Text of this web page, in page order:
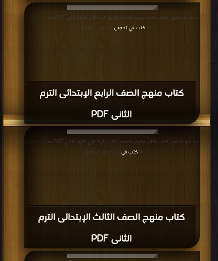
كتاب منهج الصف الرابع الإبتدائى الترم
الثانى PDF
قراءة و تحميل كتاب كتاب منهج الصف الرابع الإبتدائى الترم الثانى PDF مجانا | مكتبة
> كتب في تحميل | التحميل : مرة/مرات
كتاب منهج الصف الثالث الإبتدائى الترم
الثانى PDF
قراءة و تحميل كتاب كتاب منهج الصف الثالث الإبتدائى الترم الثانى PDF مجانا | مكتبة
> كتب في | التحميل : مرة/مرات